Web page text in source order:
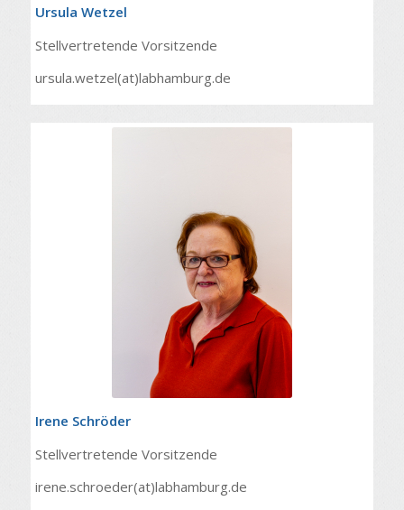
Ursula Wetzel
Stellvertretende Vorsitzende
ursula.wetzel(at)labhamburg.de
Irene Schröder
Stellvertretende Vorsitzende
irene.schroeder(at)labhamburg.de